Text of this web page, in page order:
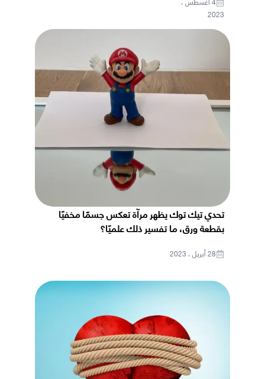
2023
تحدي تيك توك يظهر مرآة تعكس جسمًا مخفيًا
بقطعة ورق، ما تفسير ذلك علميًا؟
28 أبريل ، 2023